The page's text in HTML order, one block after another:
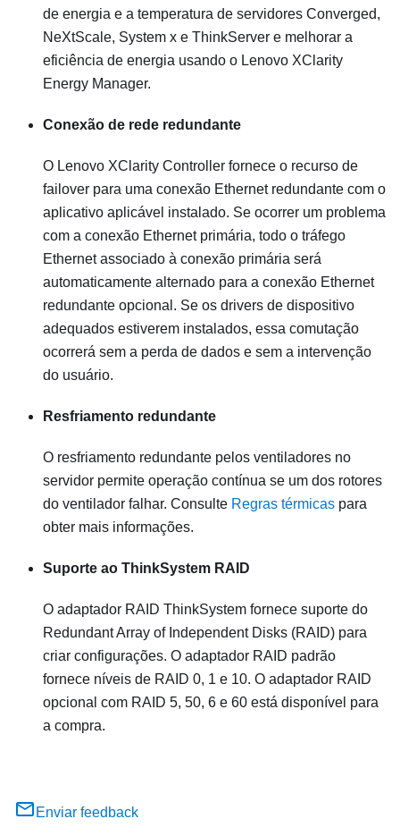
de energia e a temperatura de servidores Converged,
NeXtScale, System x e ThinkServer e melhorar a
eficiência de energia usando o Lenovo XClarity
Energy Manager.
Conexão de rede redundante
O Lenovo XClarity Controller fornece o recurso de
failover para uma conexão Ethernet redundante com o
aplicativo aplicável instalado. Se ocorrer um problema
com a conexão Ethernet primária, todo o tráfego
Ethernet associado à conexão primária será
automaticamente alternado para a conexão Ethernet
redundante opcional. Se os drivers de dispositivo
adequados estiverem instalados, essa comutação
ocorrerá sem a perda de dados e sem a intervenção
do usuário.
Resfriamento redundante
O resfriamento redundante pelos ventiladores no
servidor permite operação contínua se um dos rotores
do ventilador falhar. Consulte Regras térmicas para
obter mais informações.
Suporte ao ThinkSystem RAID
O adaptador RAID ThinkSystem fornece suporte do
Redundant Array of Independent Disks (RAID) para
criar configurações. O adaptador RAID padrão
fornece níveis de RAID 0, 1 e 10. O adaptador RAID
opcional com RAID 5, 50, 6 e 60 está disponível para
a compra.
Enviar feedback